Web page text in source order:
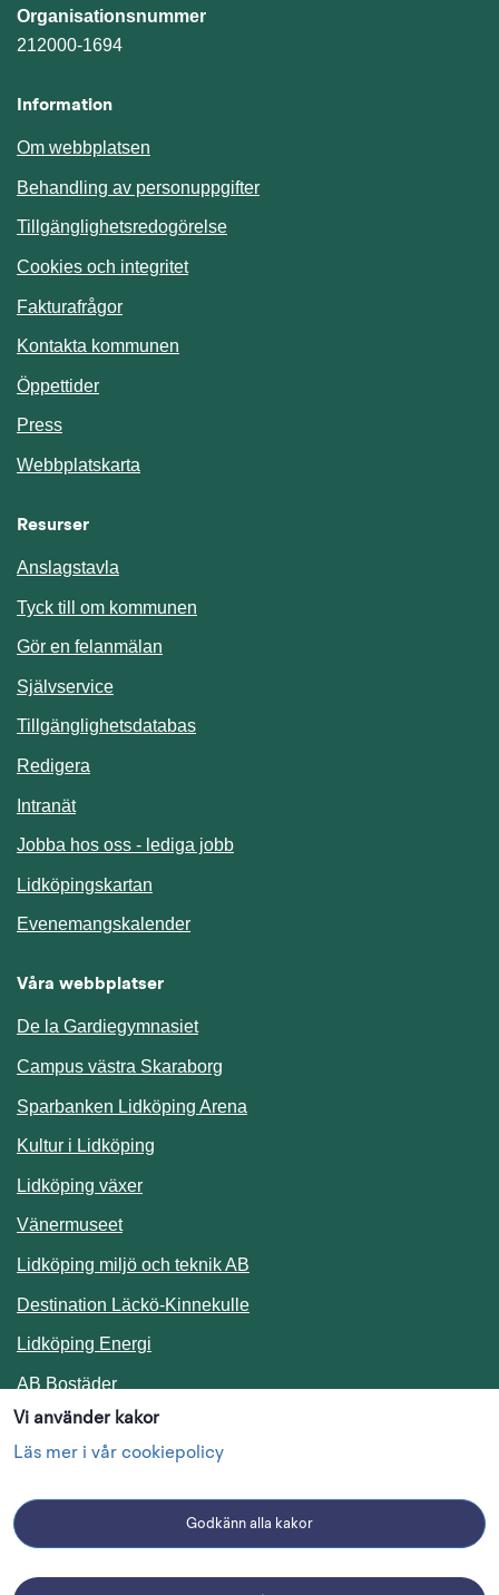
Vi använder kakor
Läs mer i vår cookiepolicy
Godkänn alla kakor
Organisationsnummer
212000-1694
Information
Om webbplatsen
Behandling av personuppgifter
Tillgänglighetsredogörelse
Cookies och integritet
Fakturafrågor
Kontakta kommunen
Öppettider
Press
Webbplatskarta
Resurser
Anslagstavla
Tyck till om kommunen
Gör en felanmälan
SjälvserviceLänk till annan webbplats.
TillgänglighetsdatabasLänk till annan webbplats.
Redigera
IntranätLänk till annan webbplats.
Jobba hos oss - lediga jobb
Lidköpingskartan
EvenemangskalenderLänk till annan webbplats.
Våra webbplatser
De la Gardiegymnasiet
Campus västra Skaraborg
Sparbanken Lidköping Arena
Kultur i Lidköping
Lidköping växer
Vänermuseet
Lidköping miljö och teknik AB
Destination Läckö-KinnekulleLänk till annan webbplats.
Lidköping Energi
AB BostäderLänk till annan webbplats.
Följ oss i sociala medier
Linkedin